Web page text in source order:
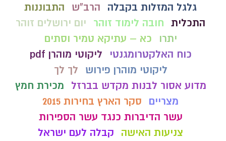
גלגל המזלות בקבלה
הרב"ש
התבוננות
התכלית חובה לימוד זוהר
יום ירושלים זוהר
יתרו
כא – עתיקא טמיר וסתים
כוח האלקטרומגנטי
ליקוטי מוהרן pdf
ליקוטי מוהרן פירוש
לך לך
מדוע אסור לבנות מקדש בברזל
מכירת חמץ
מצריים
סקר הארץ בחירות 2015
עשר הדיברות כנגד עשר הספירות
צניעות האישה
קבלה לעם ישראל